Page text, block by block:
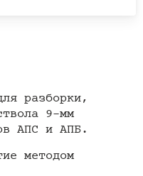
разборки,
9-мм
АПС и АПБ.
методом